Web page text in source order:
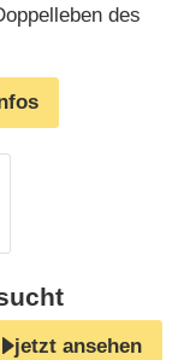
des
jetzt ansehen